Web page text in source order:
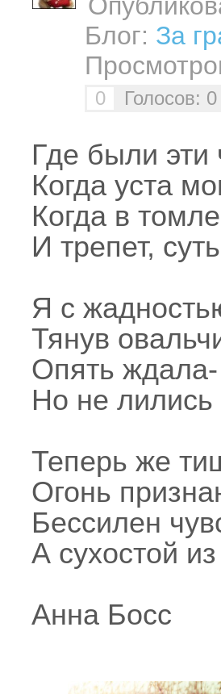
Блог: За
0 Голосов: 0
Где были эти
Когда уста
Когда в
И трепет,
Я с
Тянув
Опять ждала-
Но не лились
Теперь же
Огонь
Бессилен
А сухостой
Анна Босс